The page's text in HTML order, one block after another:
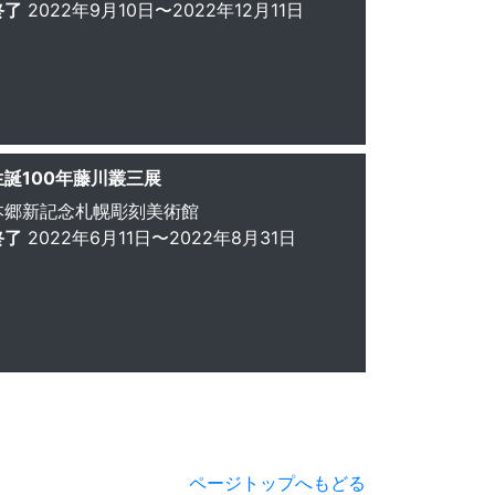
了 2022年9月10日〜2022年12月11日
誕100年藤川叢三展
郷新記念札幌彫刻美術館
了 2022年6月11日〜2022年8月31日
ページトップへもどる